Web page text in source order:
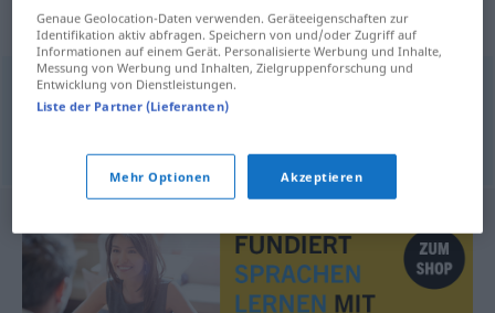
Synonyme für "exklusiv"
unik
© LibreOffice
Genaue Geolocation-Daten verwenden. Geräteeigenschaften zur
Identifikation aktiv abfragen. Speichern von und/oder Zugriff auf
Informationen auf einem Gerät. Personalisierte Werbung und Inhalte,
Messung von Werbung und Inhalten, Zielgruppenforschung und
Entwicklung von Dienstleistungen.
Liste der Partner (Lieferanten)
Mehr Optionen Akzeptieren